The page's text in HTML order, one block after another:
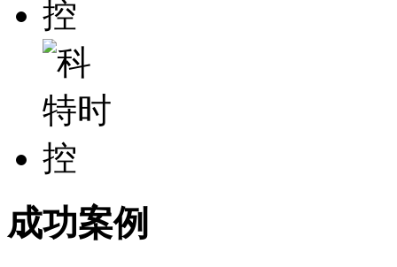
成功案例